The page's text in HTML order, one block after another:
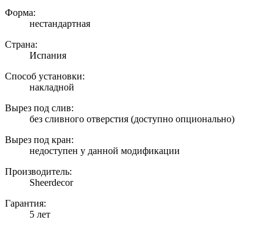
Форма:
нестандартная
Страна:
Испания
Способ установки:
накладной
Вырез под слив:
без сливного отверстия (доступно опционально)
Вырез под кран:
недоступен у данной модификации
Производитель:
Sheerdecor
Гарантия:
5 лет